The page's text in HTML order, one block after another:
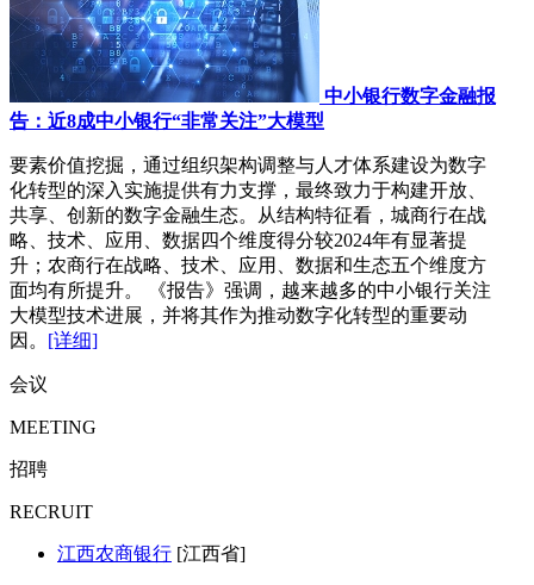
中小银行数字金融报
告：近8成中小银行“非常关注”大模型
要素价值挖掘，通过组织架构调整与人才体系建设为数字
化转型的深入实施提供有力支撑，最终致力于构建开放、
共享、创新的数字金融生态。从结构特征看，城商行在战
略、技术、应用、数据四个维度得分较2024年有显著提
升；农商行在战略、技术、应用、数据和生态五个维度方
面均有所提升。 《报告》强调，越来越多的中小银行关注
大模型技术进展，并将其作为推动数字化转型的重要动
因。 [详细]
会议
MEETING
招聘
RECRUIT
江西农商银行 [江西省]